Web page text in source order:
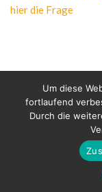
hier die Frage
Bertold
Um diese
fortlaufend
Durch die